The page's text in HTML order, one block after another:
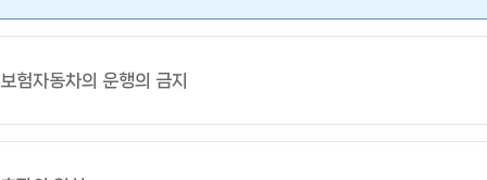
험자동차의 운행의 금지